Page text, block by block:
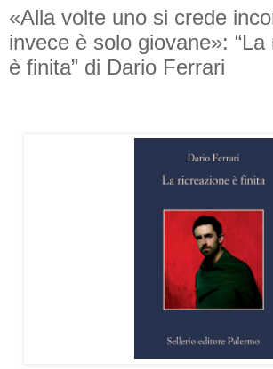
«Alla volte uno si crede
invece è solo giovane»:
è finita” di Dario Ferrari